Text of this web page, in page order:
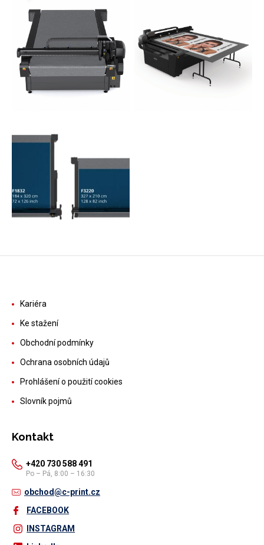
Kariéra
Ke stažení
Obchodní podmínky
Ochrana osobních údajů
Prohlášení o použití cookies
Slovník pojmů
Kontakt
+420 730 588 491
Po – Pá, 8:00 – 16:30
obchod@c-print.cz
FACEBOOK
INSTAGRAM